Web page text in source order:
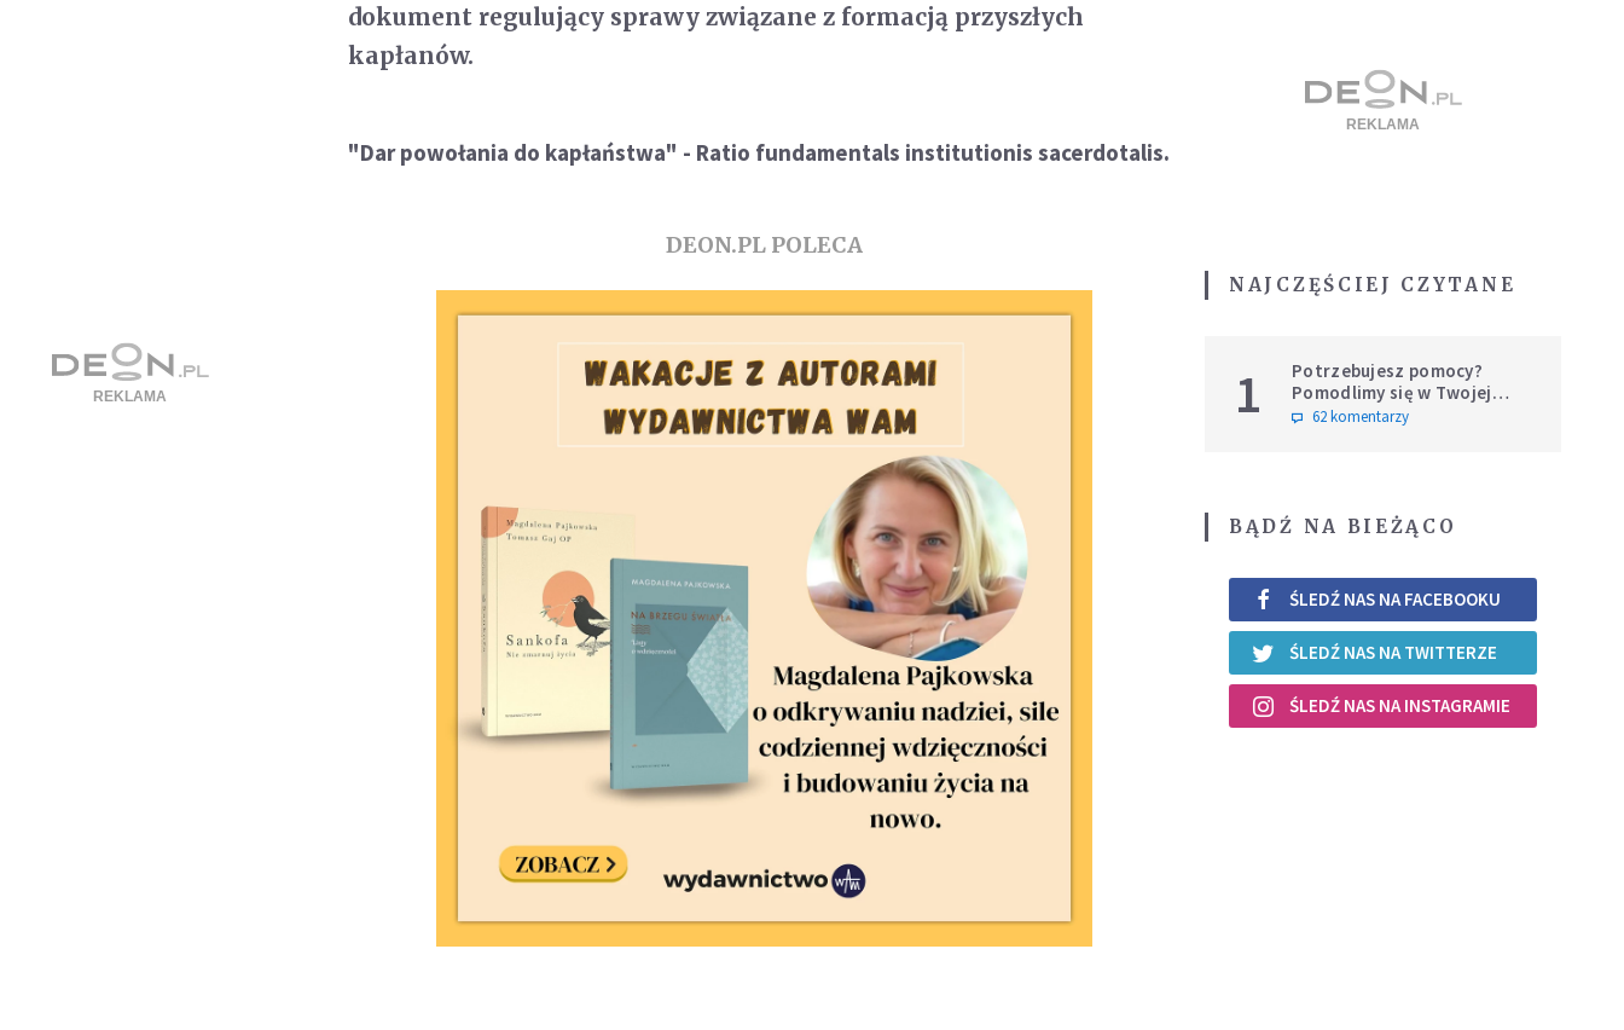
dokument regulujący sprawy związane z formacją przyszłych
kapłanów.
"Dar powołania do kapłaństwa" - Ratio fundamentals institutionis sacerdotalis.
DEON.PL POLECA
NAJCZĘŚCIEJ CZYTANE
1
Potrzebujesz pomocy?
Pomodlimy się w Twojej
intencji
62 komentarzy
BĄDŹ NA BIEŻĄCO
ŚLEDŹ NAS NA FACEBOOKU
ŚLEDŹ NAS NA TWITTERZE
ŚLEDŹ NAS NA INSTAGRAMIE